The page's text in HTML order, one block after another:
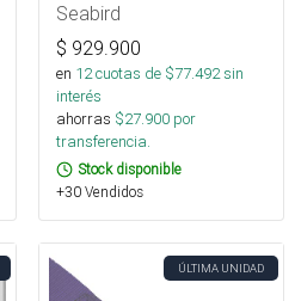
Seabird
$ 929.900
en 12cuotas de $77.492sin
interés
ahorras $27.900 por
transferencia.
Stock disponible
+30 Vendidos
ÚLTIMA UNIDAD